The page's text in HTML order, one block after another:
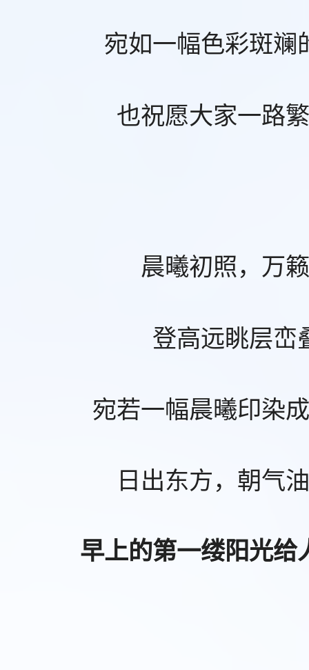
宛如一幅色彩斑斓
也祝愿大家一路
晨曦初照，万
登高远眺层峦
宛若一幅晨曦印染
日出东方，朝气
早上的第一缕阳光给